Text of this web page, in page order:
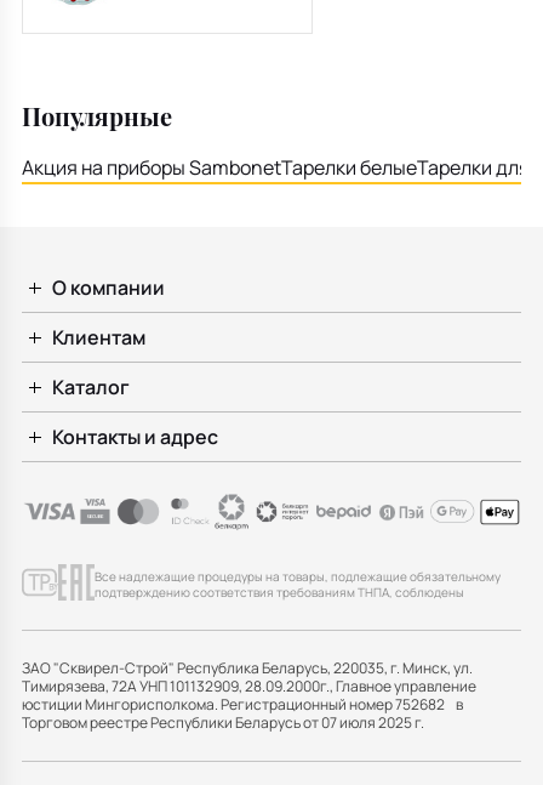
Популярные
Акция на приборы SambonetТарелки белыеТарелки для
О компании
Клиентам
Каталог
Контакты и адрес
Все надлежащие процедуры на товары, подлежащие обязательному
подтверждению соответствия требованиям ТНПА, соблюдены
ЗАО "Сквирел-Строй" Республика Беларусь, 220035, г. Минск, ул.
Тимирязева, 72А УНП 101132909, 28.09.2000г., Главное управление
юстиции Мингорисполкома. Регистрационный номер 752682 в
Торговом реестре Республики Беларусь от 07 июля 2025 г.